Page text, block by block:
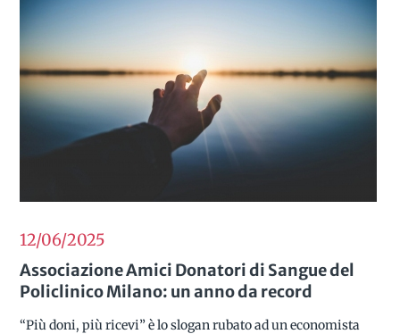
12/062025
Associazione Amici Donatori di Sangue del
Policlinico Milano: un anno da record
“Più doni, più ricevi” è lo slogan rubato ad un economista